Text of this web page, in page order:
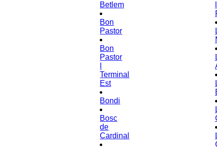
Betlem
Bon
Pastor
Bon
Pastor
Terminal
Est
Bondi
Bosc
de
Cardinal